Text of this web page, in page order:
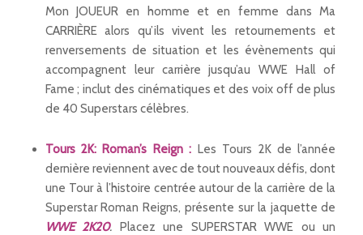
Mon JOUEUR en homme et en femme dans Ma
CARRIÈRE alors qu’ils vivent les retournements et
renversements de situation et les évènements qui
accompagnent leur carrière jusqu’au WWE Hall of
Fame ; inclut des cinématiques et des voix off de plus
de 40 Superstars célèbres.
Tours 2K: Roman’s Reign : Les Tours 2K de l’année
dernière reviennent avec de tout nouveaux défis, dont
une Tour à l’histoire centrée autour de la carrière de la
Superstar Roman Reigns, présente sur la jaquette de
WWE 2K20. Placez une SUPERSTAR WWE ou un